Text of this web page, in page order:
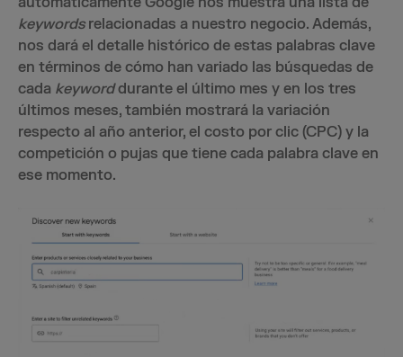
keywordsrelacionadas a nuestro negocio. Además,
nos dará el detalle histórico de estas palabras clave
en términos de cómo han variado las búsquedas de
cada keyworddurante el último mes y en los tres
últimos meses, también mostrará la variación
respecto al año anterior, el costo por clic (CPC) y la
competición o pujas que tiene cada palabra clave en
ese momento.